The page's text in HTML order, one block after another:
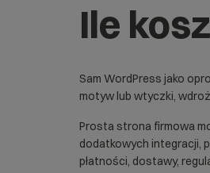
Ile
Sam WordPress jako
motyw lub wtyczki,
Prosta strona firmowa
dodatkowych integracji,
płatności, dostawy,